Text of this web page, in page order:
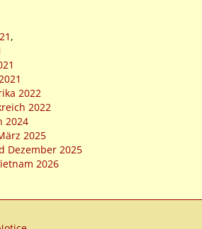
,
2022
2022
2024
2025
Dezember 2025
2026